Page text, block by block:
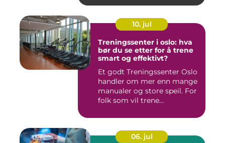
10. jul
Treningssenter i oslo: hva
bør du se etter for å trene
smart og effektivt?
Et godt Treningssenter Oslo
handler om mer enn mange
manualer og store speil. For
folk som vil trene...
06. jul